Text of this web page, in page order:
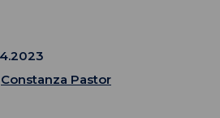
Constanza Pastor